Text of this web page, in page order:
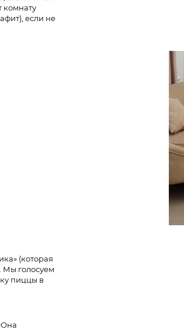
комнату
если не
(которая
Мы голосуем
пиццы в